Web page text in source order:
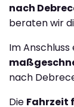
nach
beraten wir
Im
nach
Die Fahrzeit